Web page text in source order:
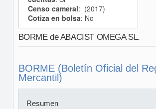
Censo cameral: (2017)
Cotiza en bolsa: No
BORME de ABACIST OMEGA SL.
BORME (Boletín Oficial del
Mercantil)
Resumen